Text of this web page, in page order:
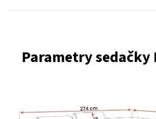
Parametry sedačky